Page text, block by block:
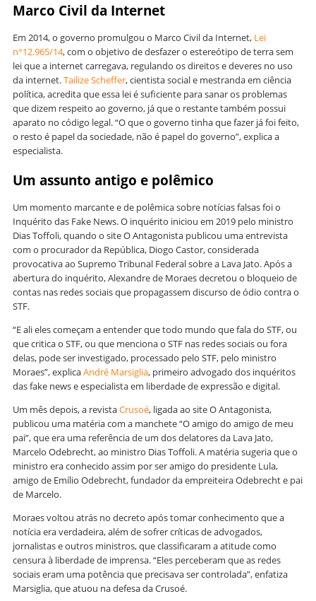
Marco Civil da Internet
Em 2014, o governo promulgou o Marco Civil da Internet, Lei
n°12.965/14, com o objetivo de desfazer o estereótipo de terra sem
lei que a internet carregava, regulando os direitos e deveres no uso
da internet.Tailize Scheffer, cientista social e mestranda em ciência
política, acredita que essa lei é suficiente para sanar os problemas
que dizem respeito ao governo, já que o restante também possui
aparato no código legal. “O que o governo tinha que fazer já foi feito,
o resto é papel da sociedade, não é papel do governo”, explica a
especialista.
Um assunto antigo e polêmico
Um momento marcante e de polêmica sobre notícias falsas foi o
Inquérito das Fake News. O inquérito iniciou em 2019 pelo ministro
Dias Toffoli, quando o site O Antagonista publicou uma entrevista
com o procurador da República, Diogo Castor, considerada
provocativa ao Supremo Tribunal Federal sobre a Lava Jato. Após a
abertura do inquérito, Alexandre de Moraes decretou o bloqueio de
contas nas redes sociais que propagassem discurso de ódio contra o
STF.
“E ali eles começam a entender que todo mundo que fala do STF, ou
que critica o STF, ou que menciona o STF nas redes sociais ou fora
delas, pode ser investigado, processado pelo STF, pelo ministro
Moraes”, explicaAndré Marsiglia, primeiro advogado dos inquéritos
das fake news e especialista em liberdade de expressão e digital.
Um mês depois, a revistaCrusoé, ligada ao site O Antagonista,
publicou uma matéria com a manchete “O amigo do amigo de meu
pai”, que era uma referência de um dos delatores da Lava Jato,
Marcelo Odebrecht, ao ministro Dias Toffoli. A matéria sugeria que o
ministro era conhecido assim por ser amigo do presidente Lula,
amigo de Emílio Odebrecht, fundador da empreiteira Odebrecht e pai
de Marcelo.
Moraes voltou atrás no decreto após tomar conhecimento que a
notícia era verdadeira, além de sofrer críticas de advogados,
jornalistas e outros ministros, que classificaram a atitude como
censura à liberdade de imprensa. “Eles perceberam que as redes
sociais eram uma potência que precisava ser controlada”, enfatiza
Marsiglia, que atuou na defesa da Crusoé.